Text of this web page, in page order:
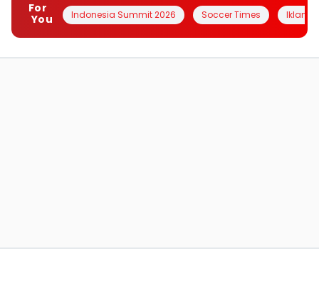
For
You
Indonesia Summit 2026 Soccer Times Iklanin